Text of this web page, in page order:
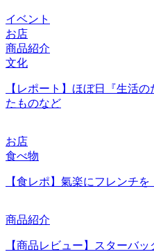
イベント
お店
商品紹介
文化
【レポート】ほぼ日『生活
たものなど
お店
食べ物
【食レポ】氣楽にフレンチ
商品紹介
【商品レビュー】スターバ